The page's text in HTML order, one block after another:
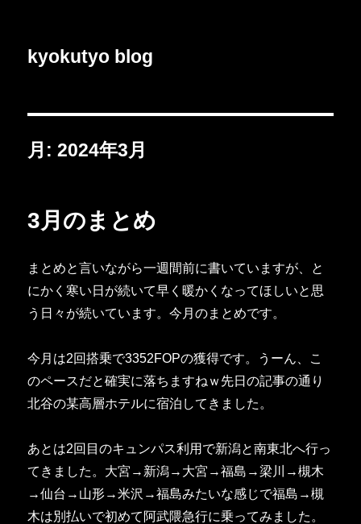
kyokutyo blog
月:2024年3月
3月のまとめ
まとめと言いながら一週間前に書いていますが、と
にかく寒い日が続いて早く暖かくなってほしいと思
う日々が続いています。今月のまとめです。
今月は2回搭乗で3352FOPの獲得です。うーん、こ
のペースだと確実に落ちますねｗ先日の記事の通り
北谷の某高層ホテルに宿泊してきました。
あとは2回目のキュンパス利用で新潟と南東北へ行っ
てきました。大宮→新潟→大宮→福島→梁川→槻木
→仙台→山形→米沢→福島みたいな感じで福島→槻
木は別払いで初めて阿武隈急行に乗ってみました。